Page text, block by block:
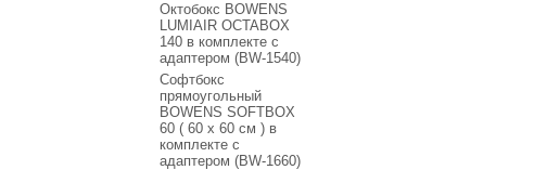
Октобокс BOWENS
LUMIAIR OCTABOX
140 в комплекте с
адаптером (BW-1540)
Софтбокс
прямоугольный
BOWENS SOFTBOX
60 ( 60 x 60 см ) в
комплекте с
адаптером (BW-1660)